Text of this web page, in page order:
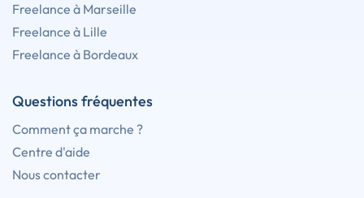
Freelance à Marseille
Freelance à Lille
Freelance à Bordeaux
Questions fréquentes
Comment ça marche ?
Centre d'aide
Nous contacter